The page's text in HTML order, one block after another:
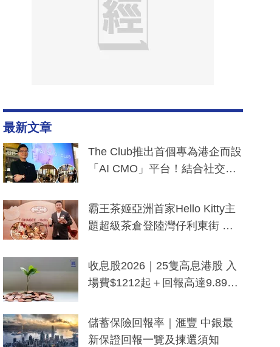
最新文章
The Club推出首個專為港企而設
「AI CMO」平台！結合社交聆
分鐘生成「貼地」宣傳短片
霸王茶姬亞洲首家Hello Kitty主
題超級茶倉登陸灣仔利東街 推
y及香港限定特調系列
收息股2026｜25隻高息港股 入
場費$1212起＋回報高達9.89
儲蓄保險回報率｜滙豐 中銀最
新保證回報一覽及揀選須知